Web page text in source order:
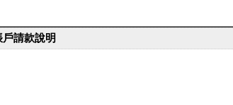
請款說明